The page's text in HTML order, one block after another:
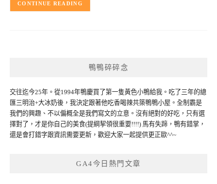
CONTINUE READING
鴨鴨碎碎念
交往迄今25年。從1994年鴨慶買了第一隻黃色小鴨給我。吃了三年的總
匯三明治+大冰奶後，我決定跟著他吃香喝辣共築鴨鴨小屋。全制霸是
我們的興趣、不以偏概全是我們寫文的立意。沒有絕對的好吃，只有選
擇對了，才是你自己的美食(提綱挈領很重要!!!!) 馬有失蹄，鴨有錯掌，
還是會打錯字跟資訊需要更新，歡迎大家一起提供更正歐^^~
GA4今日熱門文章